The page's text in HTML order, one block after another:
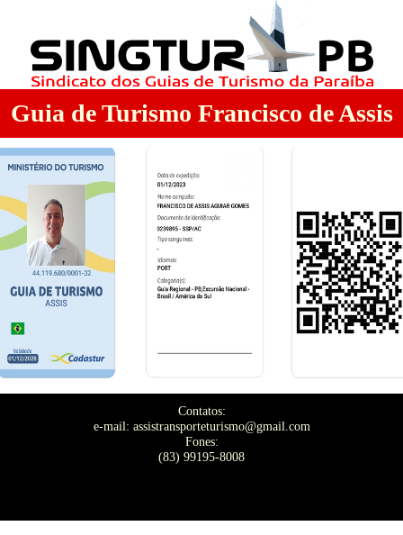
Guia de Turismo Francisco de Assis
Contatos:
e-mail: assistransporteturismo@gmail.com
Fones:
(83) 99195-8008